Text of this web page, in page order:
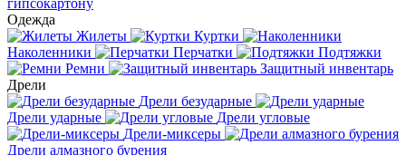
гипсокартону
Одежда
Жилеты
Куртки
Наколенники
Перчатки
Подтяжки
Ремни
Защитный инвентарь
Дрели
Дрели безударные
Дрели ударные
Дрели угловые
Дрели-миксеры
Дрели алмазного бурения